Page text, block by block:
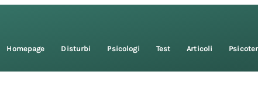
Homepage Disturbi Psicologi Test Articoli